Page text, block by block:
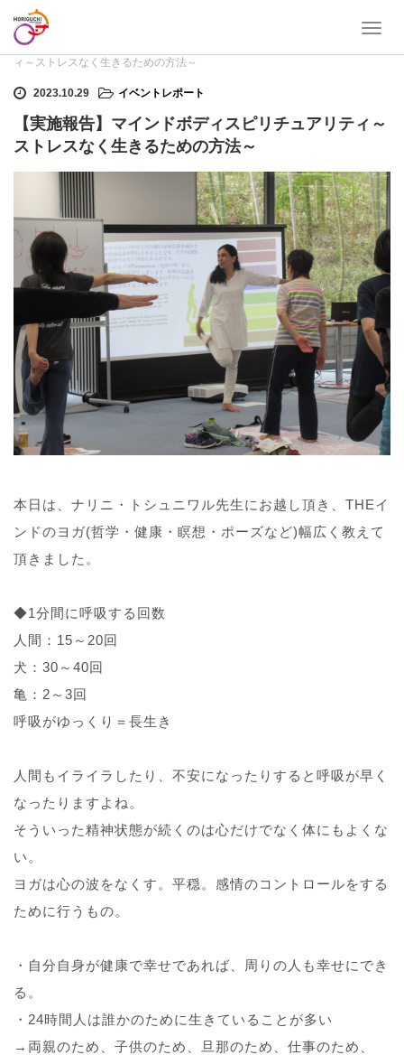
T
e
v
i
g
a
t
i
o
n
ホーム
ィ～ストレスなく生きるための方法～
2023.10.29 イベントレポート
【実施報告】マインドボディスピリチュアリティ～
ストレスなく生きるための方法～
本日は、ナリニ・トシュニワル先生にお越し頂き、THEイ
ンドのヨガ(哲学・健康・瞑想・ポーズなど)幅広く教えて
頂きました。
◆1分間に呼吸する回数
人間：15～20回
犬：30～40回
亀：2～3回
呼吸がゆっくり＝長生き
人間もイライラしたり、不安になったりすると呼吸が早く
なったりますよね。
そういった精神状態が続くのは心だけでなく体にもよくな
い。
ヨガは心の波をなくす。平穏。感情のコントロールをする
ために行うもの。
・自分自身が健康で幸せであれば、周りの人も幸せにでき
る。
・24時間人は誰かのために生きていることが多い
→両親のため、子供のため、旦那のため、仕事のため、